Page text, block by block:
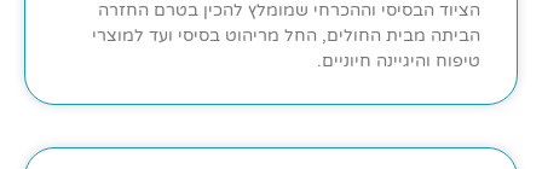
הציוד הבסיסי וההכרחי שמומלץ להכין בטרם החזרה
הביתה מבית החולים, החל מריהוט בסיסי ועד למוצרי
טיפוח והיגיינה חיוניים.